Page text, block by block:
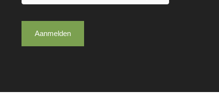
Aanmelden